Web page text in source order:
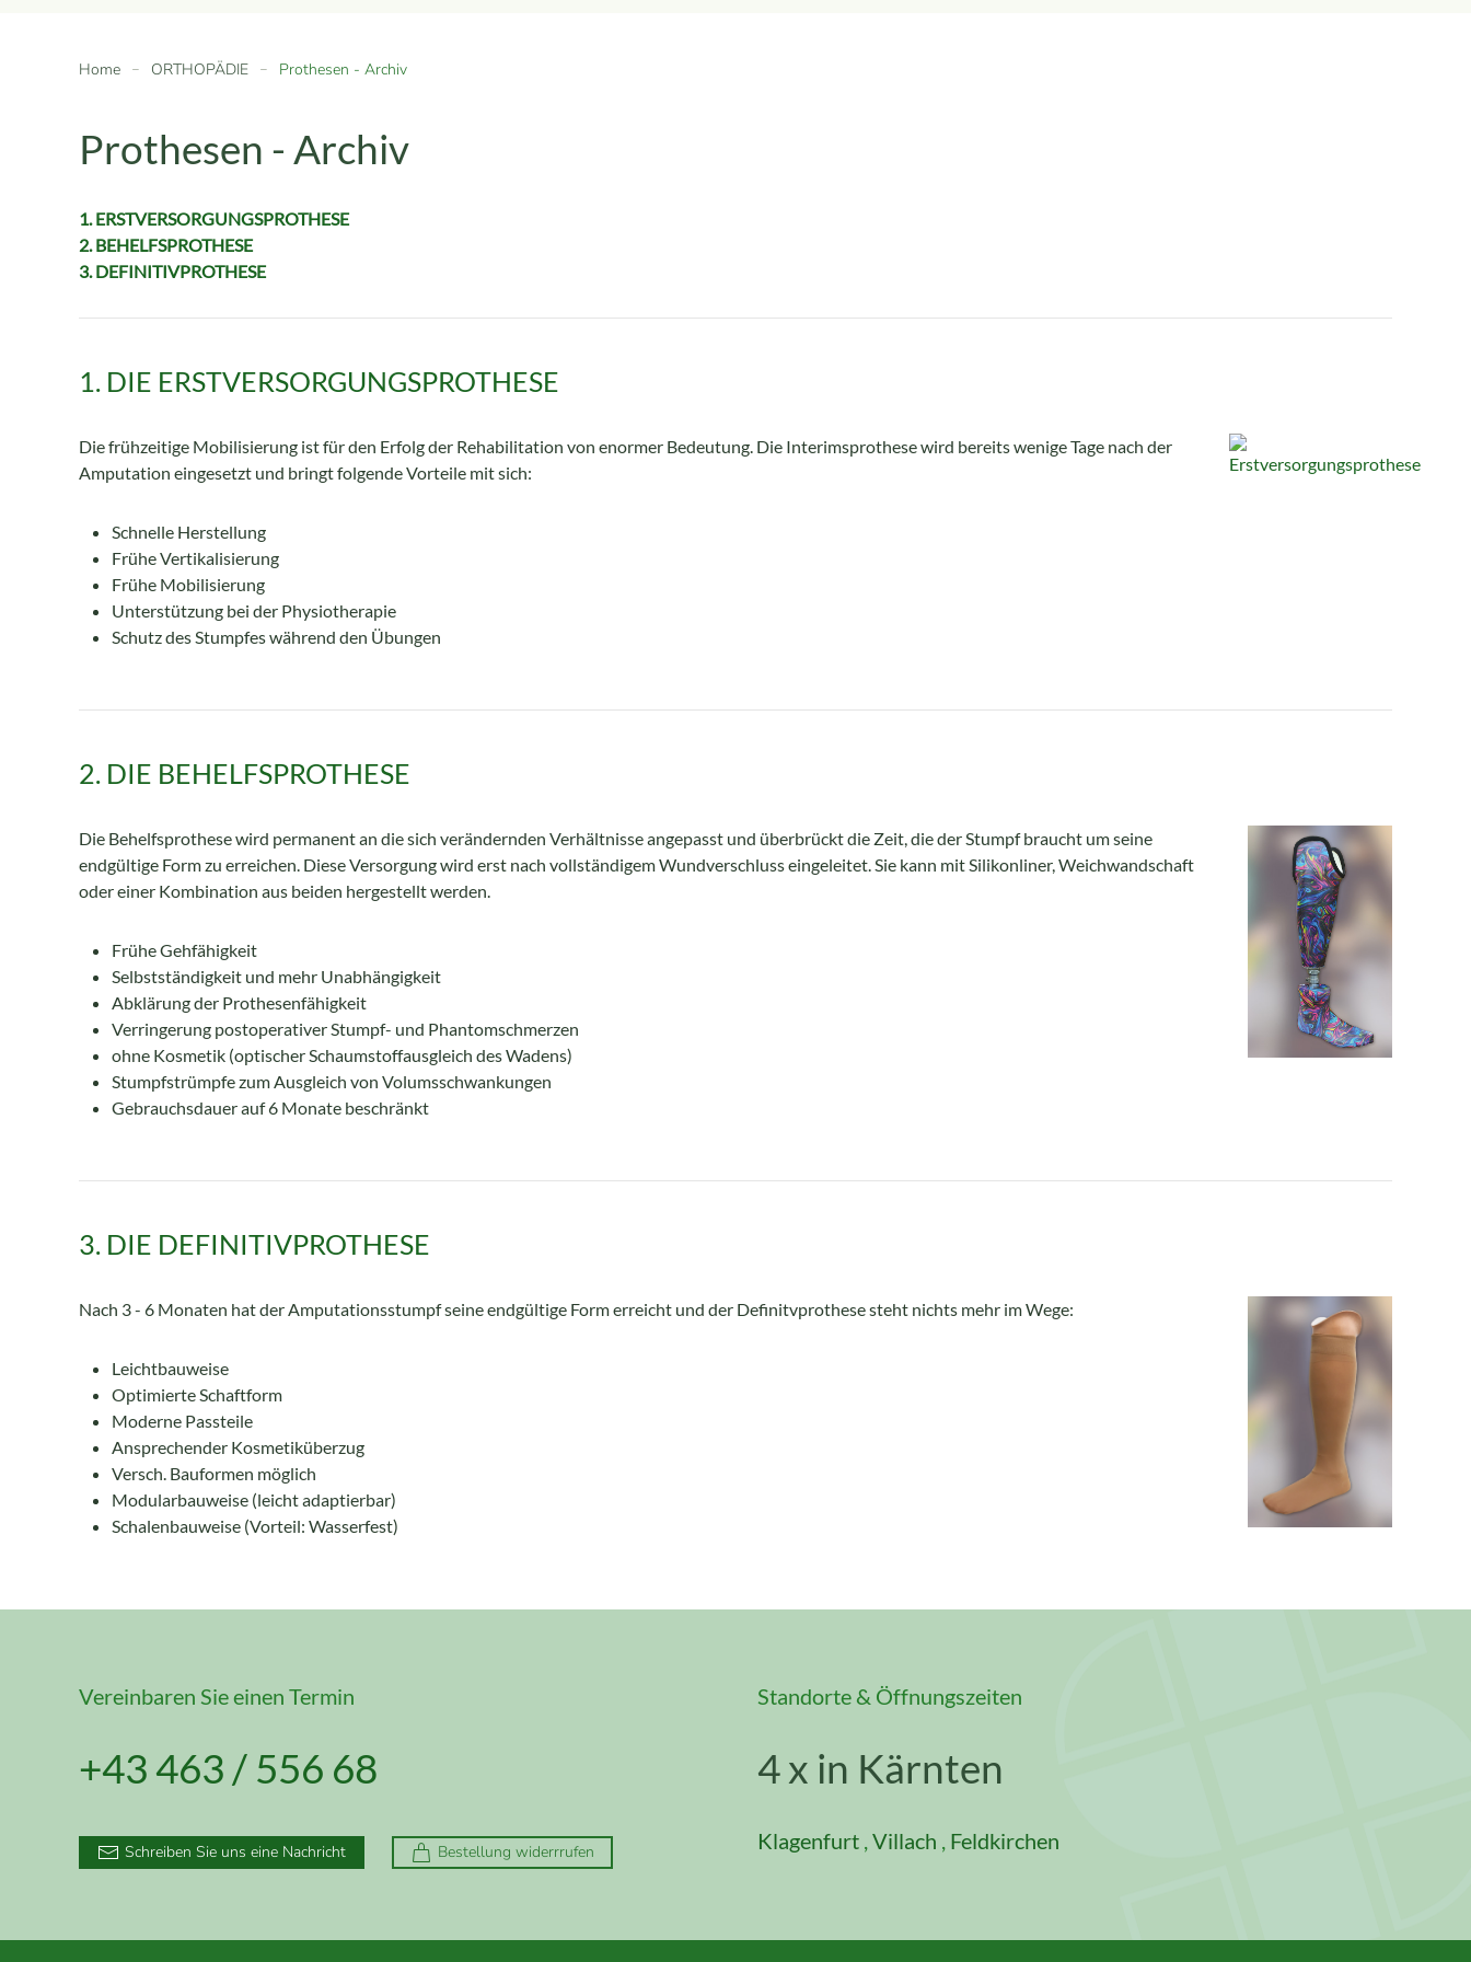
Home ORTHOPÄDIE Prothesen - Archiv
Prothesen - Archiv
1. ERSTVERSORGUNGSPROTHESE
2. BEHELFSPROTHESE
3. DEFINITIVPROTHESE
1. DIE ERSTVERSORGUNGSPROTHESE
Die frühzeitige Mobilisierung ist für den Erfolg der Rehabilitation von enormer Bedeutung. Die Interimsprothese wird bereits wenige Tage nach der
Amputation eingesetzt und bringt folgende Vorteile mit sich:
Schnelle Herstellung
Frühe Vertikalisierung
Frühe Mobilisierung
Unterstützung bei der Physiotherapie
Schutz des Stumpfes während den Übungen
2. DIE BEHELFSPROTHESE
Die Behelfsprothese wird permanent an die sich verändernden Verhältnisse angepasst und überbrückt die Zeit, die der Stumpf braucht um seine
endgültige Form zu erreichen. Diese Versorgung wird erst nach vollständigem Wundverschluss eingeleitet. Sie kann mit Silikonliner, Weichwandschaft
oder einer Kombination aus beiden hergestellt werden.
Frühe Gehfähigkeit
Selbstständigkeit und mehr Unabhängigkeit
Abklärung der Prothesenfähigkeit
Verringerung postoperativer Stumpf- und Phantomschmerzen
ohne Kosmetik (optischer Schaumstoffausgleich des Wadens)
Stumpfstrümpfe zum Ausgleich von Volumsschwankungen
Gebrauchsdauer auf 6 Monate beschränkt
3. DIE DEFINITIVPROTHESE
Nach 3 - 6 Monaten hat der Amputationsstumpf seine endgültige Form erreicht und der Definitvprothese steht nichts mehr im Wege:
Leichtbauweise
Optimierte Schaftform
Moderne Passteile
Ansprechender Kosmetiküberzug
Versch. Bauformen möglich
Modularbauweise (leicht adaptierbar)
Schalenbauweise (Vorteil: Wasserfest)
Vereinbaren Sie einen Termin
+43 463 / 556 68
Schreiben Sie uns eine Nachricht Bestellung widerrrufen
Standorte & Öffnungszeiten
4 x in Kärnten
Klagenfurt ,Villach , Feldkirchen